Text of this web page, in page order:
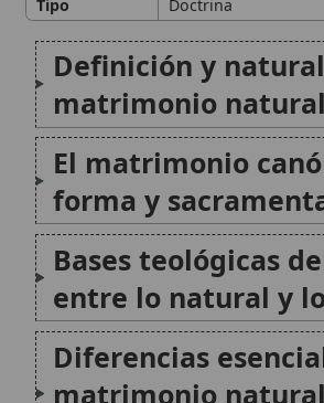
Diferencias
matrimonio natural y
canónico
La normativa
aplicable
Implicaciones
jurídicas
Conclusión
Citas y referencias